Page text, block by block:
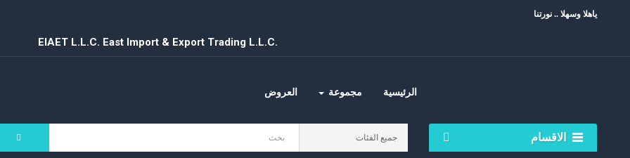
ياهلا وسهلا .. نورتنا
EIAET L.L.C. East Import & Export Trading L.L.C.
الرئيسية مجموعة العروض
الاقسام